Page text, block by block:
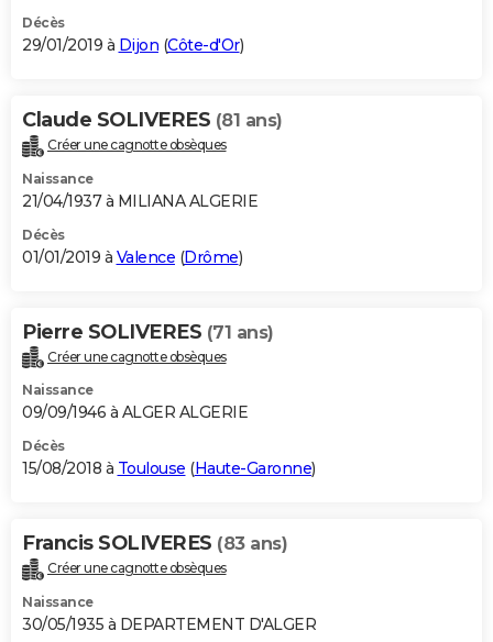
Décès
29/01/2019 à Dijon (Côte-d'Or)
Claude SOLIVERES (81 ans)
Créer une cagnotte obsèques
Naissance
21/04/1937 à MILIANA ALGERIE
Décès
01/01/2019 à Valence (Drôme)
Pierre SOLIVERES (71 ans)
Créer une cagnotte obsèques
Naissance
09/09/1946 à ALGER ALGERIE
Décès
15/08/2018 à Toulouse (Haute-Garonne)
Francis SOLIVERES (83 ans)
Créer une cagnotte obsèques
Naissance
30/05/1935 à DEPARTEMENT D'ALGER